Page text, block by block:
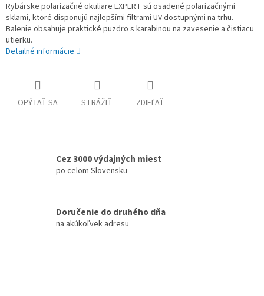
Rybárske polarizačné okuliare EXPERT sú osadené polarizačnými
sklami, ktoré disponujú najlepšími filtrami UV dostupnými na trhu.
Balenie obsahuje praktické puzdro s karabinou na zavesenie a čistiacu
utierku.
Detailné informácie
OPÝTAŤ SA STRÁŽIŤ ZDIEĽAŤ
Cez 3000 výdajných miest
po celom Slovensku
Doručenie do druhého dňa
na akúkoľvek adresu